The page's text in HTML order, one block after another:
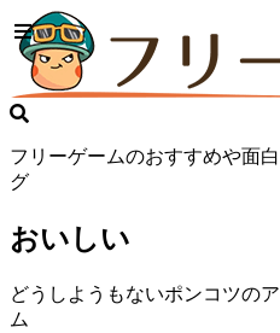
フリーゲームのおすすめや面
グ
おいしい
どうしようもないポンコツの
ム